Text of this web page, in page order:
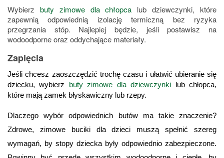
Wybierz buty zimowe dla chłopca lub dziewczynki, które
zapewnią odpowiednią izolację termiczną bez ryzyka
przegrzania stóp. Najlepiej będzie, jeśli postawisz na
wodoodporne oraz oddychające materiały.
Zapięcia
Jeśli chcesz zaoszczędzić trochę czasu i ułatwić ubieranie się
dziecku, wybierz
buty zimowe dla dziewczynki lub chłopca,
które mają zamek błyskawiczny lub rzepy.
Dlaczego wybór odpowiednich butów ma takie znaczenie?
Zdrowe, zimowe buciki dla dzieci muszą spełnić szereg
wymagań, by stopy dziecka były odpowiednio zabezpieczone.